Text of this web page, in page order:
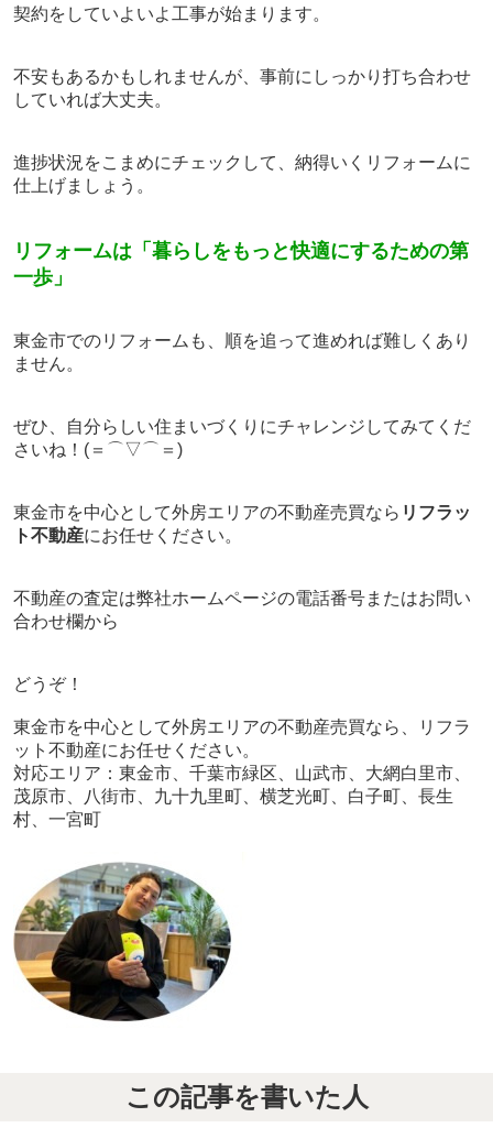
契約をしていよいよ工事が始まります。
不安もあるかもしれませんが、事前にしっかり打ち合わせ
していれば大丈夫。
進捗状況をこまめにチェックして、納得いくリフォームに
仕上げましょう。
リフォームは 「暮らしをもっと快適にするための第
一歩」
東金市でのリフォームも、順を追って進めれば難しくあり
ません。
ぜひ、自分らしい住まいづくりにチャレンジしてみてくだ
さいね！(＝⌒▽⌒＝)
東金市を中心として外房エリアの不動産売買なら リフラッ
ト不動産にお任せください。
不動産の査定は弊社ホームページの電話番号またはお問い
合わせ欄から
どうぞ！
東金市を中心として外房エリアの不動産売買なら、リフラ
ット不動産にお任せください。
対応エリア：東金市、千葉市緑区、山武市、大網白里市、
茂原市、八街市、九十九里町、横芝光町、白子町、長生
村、一宮町
この記事を書いた人